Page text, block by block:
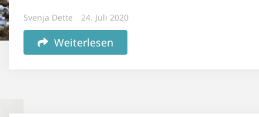
Svenja Dette 24. Juli 2020
Weiterlesen